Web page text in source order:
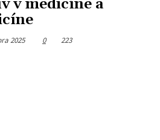
v medicíne a
2025 0 223